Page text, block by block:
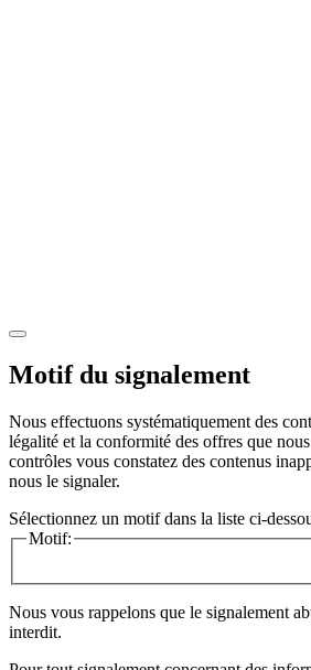
Motif du signalement
Nous effectuons systématiquement des
légalité et la conformité des offres que
contrôles vous constatez des contenus
nous le signaler.
Sélectionnez un motif dans la liste ci-
Motif:
Nous vous rappelons que le signalement
interdit.